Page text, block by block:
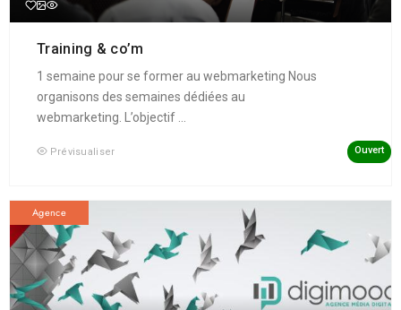
Training & co’m
1 semaine pour se former au webmarketing Nous
organisons des semaines dédiées au
webmarketing. L’objectif ...
Prévisualiser Ouvert
Agence